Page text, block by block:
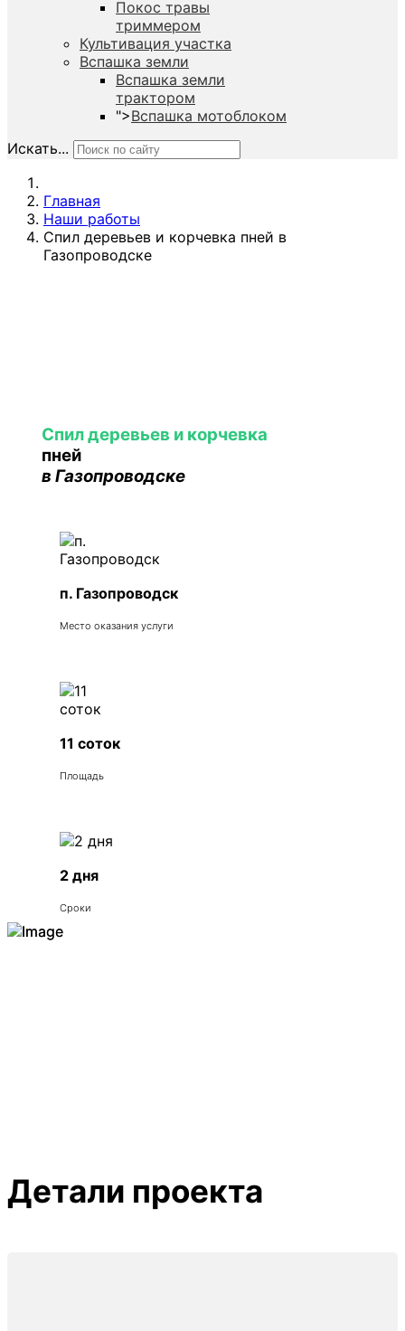
Покос травы
триммером
Культивация участка
Вспашка земли
Вспашка земли
трактором
">Вспашка мотоблоком
Искать...
Главная
Наши работы
Спил деревьев и корчевка пней в
Газопроводске
Спил деревьев и корчевка
пней
в Газопроводске
п. Газопроводск
Место оказания услуги
11 соток
Площадь
2 дня
Сроки
Детали проекта